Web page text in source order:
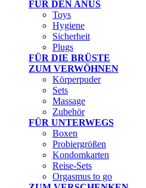
FÜR DEN ANUS
Toys
Hygiene
Sicherheit
Plugs
FÜR DIE BRÜSTE
ZUM VERWÖHNEN
Körperpuder
Sets
Massage
Zubehör
FÜR UNTERWEGS
Boxen
Probiergrößen
Kondomkarten
Reise-Sets
Orgasmus to go